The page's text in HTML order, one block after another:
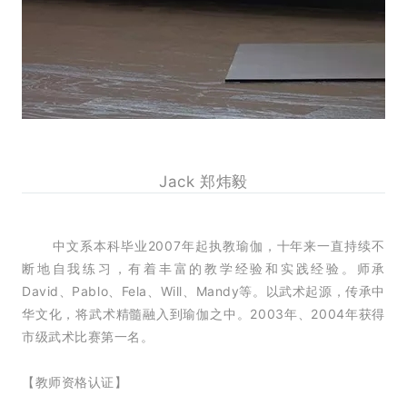
Jack 郑炜毅
中文系本科毕业2007年起执教瑜伽，十年来一直持续不
断地自我练习，有着丰富的教学经验和实践经验。师承
David、Pablo、Fela、Will、Mandy等。以武术起源，传承中
华文化，将武术精髓融入到瑜伽之中。2003年、2004年获得
市级武术比赛第一名。
【教师资格认证】